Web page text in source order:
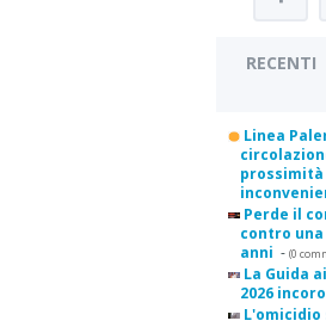
RECENTI
Linea
prossimità
Perde il
contro
anni - (0
La Guida
2026